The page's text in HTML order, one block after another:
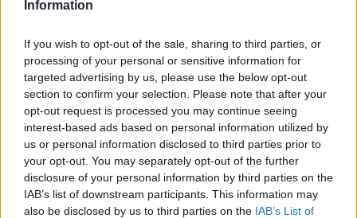
Information
If you wish to opt-out of the sale, sharing to third parties, or
processing of your personal or sensitive information for
targeted advertising by us, please use the below opt-out
section to confirm your selection. Please note that after your
opt-out request is processed you may continue seeing
interest-based ads based on personal information utilized by
us or personal information disclosed to third parties prior to
your opt-out. You may separately opt-out of the further
disclosure of your personal information by third parties on the
IAB’s list of downstream participants. This information may
also be disclosed by us to third parties on the IAB’s List of
Espero que se le condene como es, como un
asesino,que todo salga a nuestro favor para
que pueda descansar en paz y la familia
podamos vivir ya con su recuerdo tranquilo. Y
que algún día la permanente revisable sea
pedida por toda familia que pase por algo así.
Lo único que se merece él es esa condena,
aunque toda pena será poca para nosotros.
¿Tienes algún mensaje para el juez que le
está juzgando?